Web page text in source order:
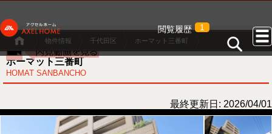
閲覧履歴 1
物件情報 千代田区 ホーマット三番町
ホーマット三番町
HOMAT SANBANCHO
最終更新日: 2026/04/01